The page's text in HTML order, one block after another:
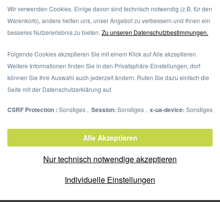
Notizbuch A5 Eule
Artikel-Nr.:
26084-15
Verpackungseinheit:
Wir verwenden Cookies. Einige davon sind technisch notwendig (z.B. für den
Warenkorb), andere helfen uns, unser Angebot zu verbessern und Ihnen ein
besseres Nutzererlebnis zu bieten. Zu unseren Datenschutzbestimmungen.
Folgende Cookies akzeptieren Sie mit einem Klick auf Alle akzeptieren.
Weitere Informationen finden Sie in den Privatsphäre-Einstellungen, dort
können Sie Ihre Auswahl auch jederzeit ändern. Rufen Sie dazu einfach die
Seite mit der Datenschutzerklärung auf.
CSRF Protection : Sonstiges , Session: Sonstiges , x-ua-device: Sonstiges
Individuelle Einstellungen
Nur technisch notwendige akzeptieren
Alle Akzeptieren